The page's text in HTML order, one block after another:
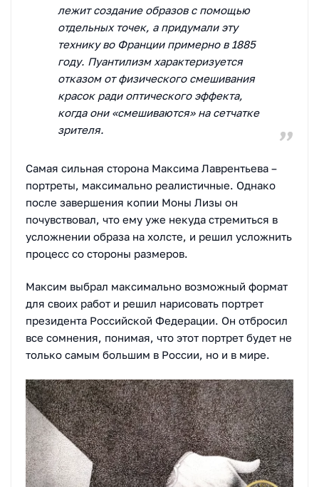
лежит создание образов с помощью
отдельных точек, а придумали эту
технику во Франции примерно в 1885
году. Пуантилизм характеризуется
отказом от физического смешивания
красок ради оптического эффекта,
когда они «смешиваются» на сетчатке
зрителя.
Самая сильная сторона Максима Лаврентьева –
портреты, максимально реалистичные. Однако
после завершения копии Моны Лизы он
почувствовал, что ему уже некуда стремиться в
усложнении образа на холсте, и решил усложнить
процесс со стороны размеров.
Максим выбрал максимально возможный формат
для своих работ и решил нарисовать портрет
президента Российской Федерации. Он отбросил
все сомнения, понимая, что этот портрет будет не
только самым большим в России, но и в мире.